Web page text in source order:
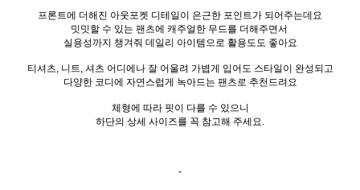
프론트에 더해진 아웃포켓 디테일이 은근한 포인트가 되어주는데요
밋밋할 수 있는 팬츠에 캐주얼한 무드를 더해주면서
실용성까지 챙겨줘 데일리 아이템으로 활용도도 좋아요
티셔츠, 니트, 셔츠 어디에나 잘 어울려 가볍게 입어도 스타일이 완성되고
다양한 코디에 자연스럽게 녹아드는 팬츠로 추천드려요
체형에 따라 핏이 다를 수 있으니
하단의 상세 사이즈를 꼭 참고해 주세요.
-